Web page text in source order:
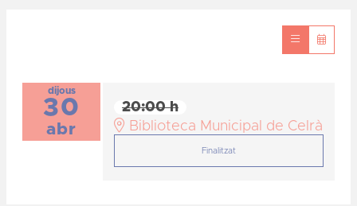
dijous
30
abr
20:00 h
Biblioteca Municipal de Celrà
Finalitzat